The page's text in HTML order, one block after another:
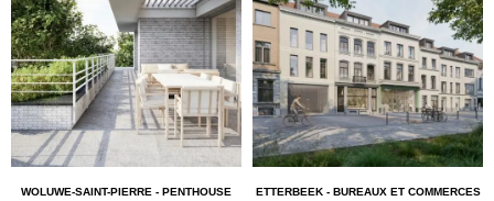
WOLUWE-SAINT-PIERRE - PENTHOUSE
ETTERBEEK - BUREAUX ET COMMERCES